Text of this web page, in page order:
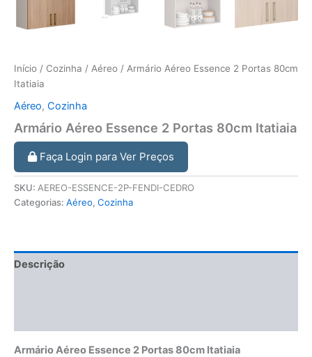
Início / Cozinha / Aéreo / Armário Aéreo Essence 2 Portas 80cm
Itatiaia
Aéreo, Cozinha
Armário Aéreo Essence 2 Portas 80cm Itatiaia
Faça Login para Ver Preços
SKU: AEREO-ESSENCE-2P-FENDI-CEDRO
Categorias: Aéreo, Cozinha
Descrição
Armário Aéreo Essence 2 Portas 80cm Itatiaia